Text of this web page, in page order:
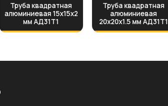
Труба квадратная
алюминиевая 15х15х2
мм АД31Т1
Труба квадратная
алюминиевая
20х20х1.5 мм АД31Т1